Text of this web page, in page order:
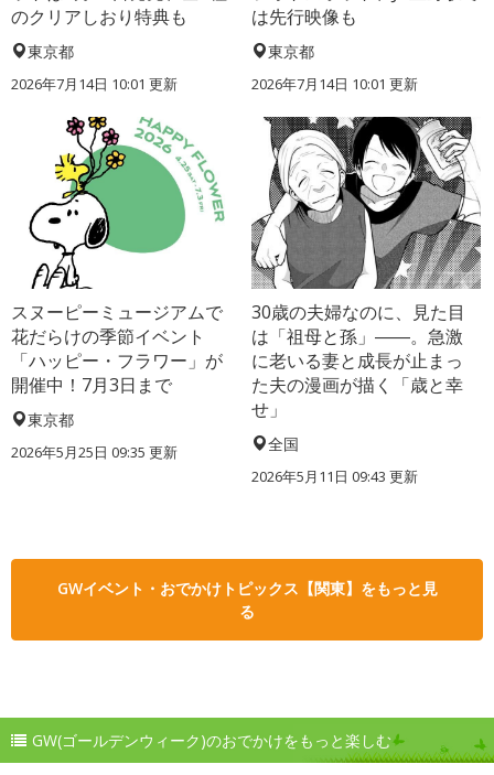
のクリアしおり特典も
東京都
2026年7月14日 10:01 更新
は先行映像も
東京都
2026年7月14日 10:01 更新
スヌーピーミュージアムで
花だらけの季節イベント
「ハッピー・フラワー」が
開催中！7月3日まで
東京都
2026年5月25日 09:35 更新
30歳の夫婦なのに、見た目
は「祖母と孫」――。急激
に老いる妻と成長が止まっ
た夫の漫画が描く「歳と幸
せ」
全国
2026年5月11日 09:43 更新
GWイベント・おでかけトピックス【関東】をもっと見
る
GW(ゴールデンウィーク)のおでかけをもっと楽しむ